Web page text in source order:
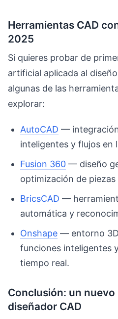
Herramientas CAD
2025
Si quieres probar de
artificial aplicada al
algunas de las
explorar:
AutoCAD —
inteligentes y flujos en
Fusion 360 — diseño
optimización de piezas
BricsCAD —
automática y
Onshape — entorno
funciones inteligentes
tiempo real.
Conclusión: un nuevo
diseñador CAD